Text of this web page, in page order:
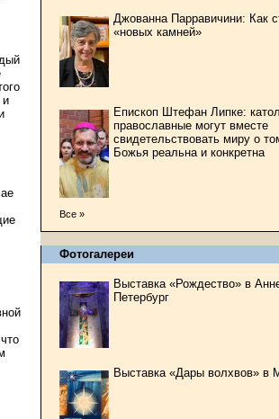
и
Джованна Парравичини: Как
«новых камней»
Епископ Штефан Липке:
православные могут вместе
свидетельствовать миру о
Божья реальна и конкретна
Все »
Фотогалереи
Выставка «Рождество» в
Петербург
Выставка «Дары волхвов» в